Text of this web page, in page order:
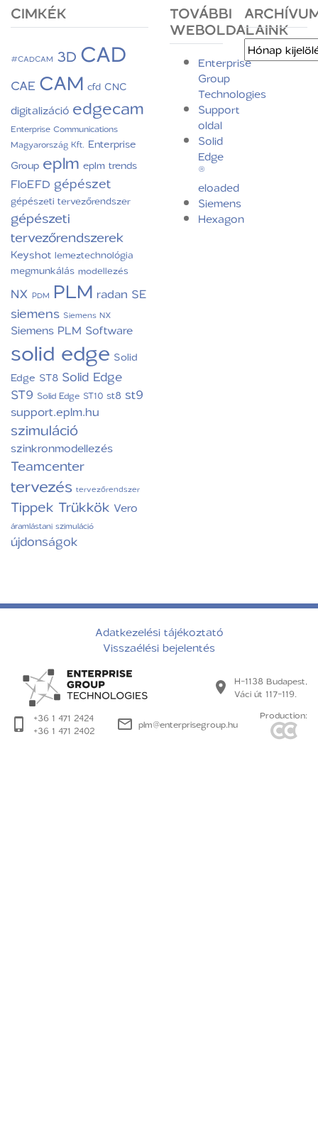
CIMKÉK
#CADCAM 3DCAD
CAE CAM cfd CNC
digitalizáció edgecam
Enterprise Communications
Magyarország Kft. Enterprise
Group eplm eplm trends
FloEFD gépészet
gépészeti tervezőrendszer
gépészeti
tervezőrendszerek
Keyshot lemeztechnológia
megmunkálás modellezés
NX PDM PLM radan SE
siemens Siemens NX
Siemens PLM Software
solid edge Solid
Edge ST8 Solid Edge
ST9 Solid Edge ST10 st8 st9
support.eplm.hu
szimuláció
szinkronmodellezés
Teamcenter
tervezés tervezőrendszer
Tippek Trükkök Vero
áramlástani szimuláció
újdonságok
TOVÁBBI
WEBOLDALAINK
Enterprise
Group
Technologies
Support
oldal
Solid
Edge
®
eloaded
Siemens
Hexagon
Archívum
Adatkezelési tájékoztató
Visszaélési bejelentés
H-1138 Budapest,
Váci út 117-119.
+36 1 471 2424
+36 1 471 2402
plm@enterprisegroup.hu
Production: